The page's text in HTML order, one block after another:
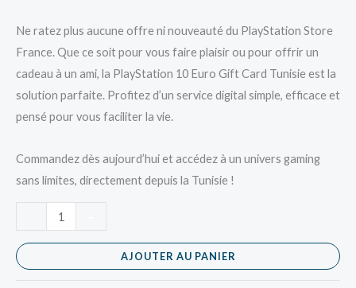
Ne ratez plus aucune offre ni nouveauté du PlayStation Store
France. Que ce soit pour vous faire plaisir ou pour offrir un
cadeau à un ami, la PlayStation 10 Euro Gift Card Tunisie est la
solution parfaite. Profitez d’un service digital simple, efficace et
pensé pour vous faciliter la vie.
Commandez dès aujourd’hui et accédez à un univers gaming
sans limites, directement depuis la Tunisie !
AJOUTER AU PANIER